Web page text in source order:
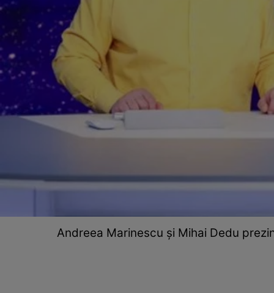
Andreea Marinescu și Mihai Dedu